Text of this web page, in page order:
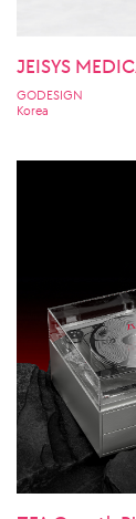
JEISYS
GODESIGN
Korea